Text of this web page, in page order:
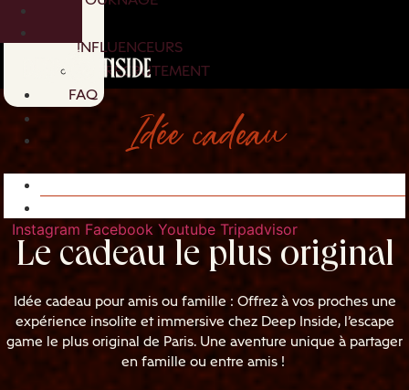
INFLUENCEURS
RECRUTEMENT
FAQ
Instagram Facebook Youtube Tripadvisor
Idée cadeau
Le cadeau le plus original
Le cadeau le plus original
Idée cadeau pour amis ou famille : Offrez à vos proches une
expérience insolite et immersive chez Deep Inside, l’escape
game le plus original de Paris. Une aventure unique à partager
en famille ou entre amis !